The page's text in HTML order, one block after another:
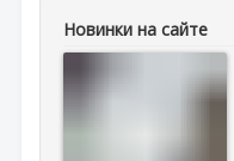
Новинки на сайте